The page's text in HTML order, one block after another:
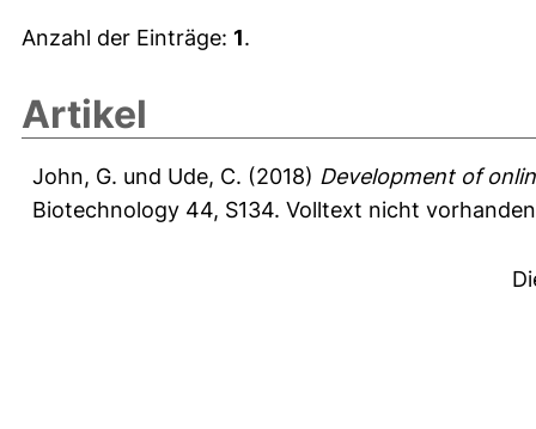
Anzahl der Einträge: 1.
Artikel
John, G. und Ude, C. (2018) Development of
Biotechnology 44, S134. Volltext nicht